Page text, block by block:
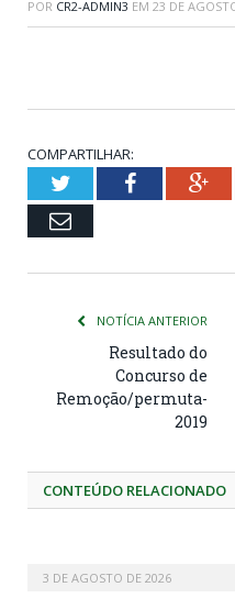
POR CR2-ADMIN3 EM 23 DE
COMPARTILHAR:
TwitterFacebook
Email
NOTÍCIA ANTERIOR
Resultado do
Concurso de
Remoção/permuta-
2019
CONTEÚDO RELACIONADO
3 DE AGOSTO DE 2026